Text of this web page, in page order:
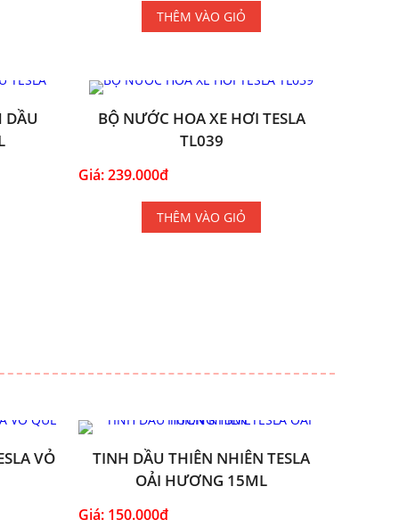
THÊM VÀO GIỎ
DẦU
BỘ NƯỚC HOA XE HƠI TESLA
TL039
Giá: 239.000đ
THÊM VÀO GIỎ
VỎ
TINH DẦU THIÊN NHIÊN TESLA
OẢI HƯƠNG 15ML
Giá: 150.000đ